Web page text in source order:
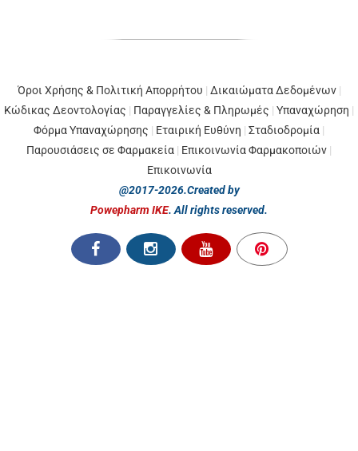
Όροι Χρήσης & Πολιτική Απορρήτου | Δικαιώματα Δεδομένων |
Κώδικας Δεοντολογίας | Παραγγελίες & Πληρωμές | Υπαναχώρηση |
Φόρμα Υπαναχώρησης | Εταιρική Ευθύνη | Σταδιοδρομία |
Παρουσιάσεις σε Φαρμακεία | Επικοινωνία Φαρμακοποιών |
Επικοινωνία
@2017-2026.Created by
Powepharm IKE. All rights reserved.